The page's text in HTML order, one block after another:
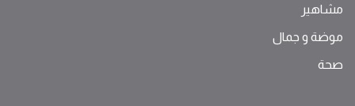
مشاهير
موضة ‫و‬ ‫‬‫جمال‬
صحة